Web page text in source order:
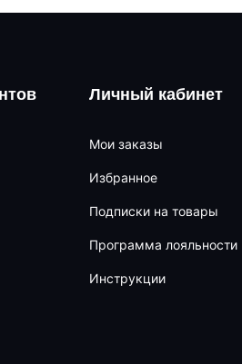
Личный кабинет
Мои заказы
Избранное
Подписки на товары
Программа лояльности
Инструкции